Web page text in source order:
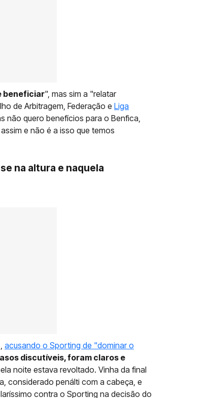
beneficiar", mas sim a "relatar
de Arbitragem, Federação e Liga
não quero benefícios para o Benfica,
e não é a isso que temos
na altura e naquela
acusando o Sporting de "dominar o
discutíveis, foram claros e
noite estava revoltado. Vinha da final
considerado penálti com a cabeça, e
contra o Sporting na decisão do